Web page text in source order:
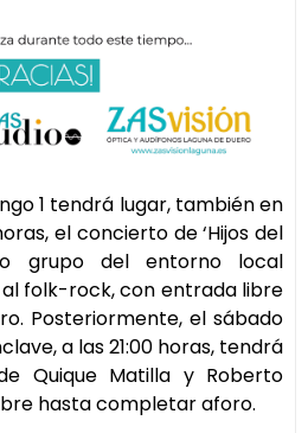
1 tendrá lugar, también en
el concierto de ‘Hijos del
grupo del entorno local
folk-rock, con entrada libre
Posteriormente, el sábado
a las 21:00 horas, tendrá
Quique Matilla y Roberto
hasta completar aforo.